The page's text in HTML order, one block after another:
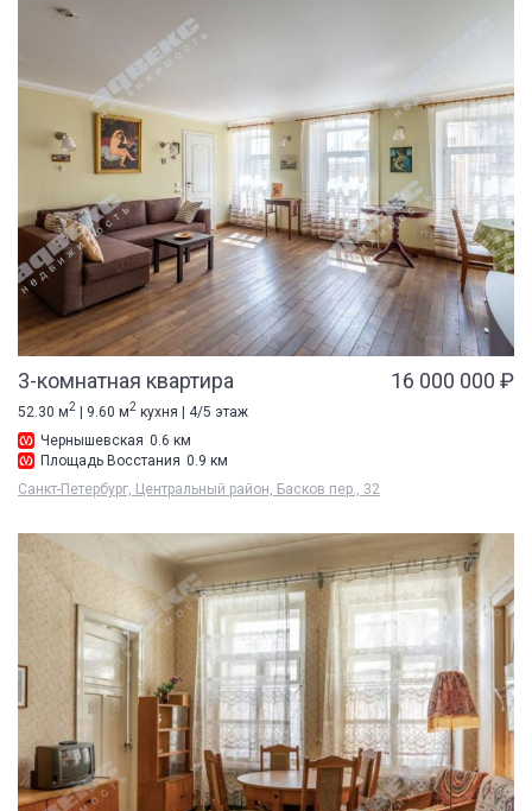
3-комнатная квартира 16 000 000 ₽
52.30 м2 | 9.60 м2 кухня | 4/5 этаж
Чернышевская 0.6 км
Площадь Восстания 0.9 км
Санкт-Петербург, Центральный район, Басков пер., 32